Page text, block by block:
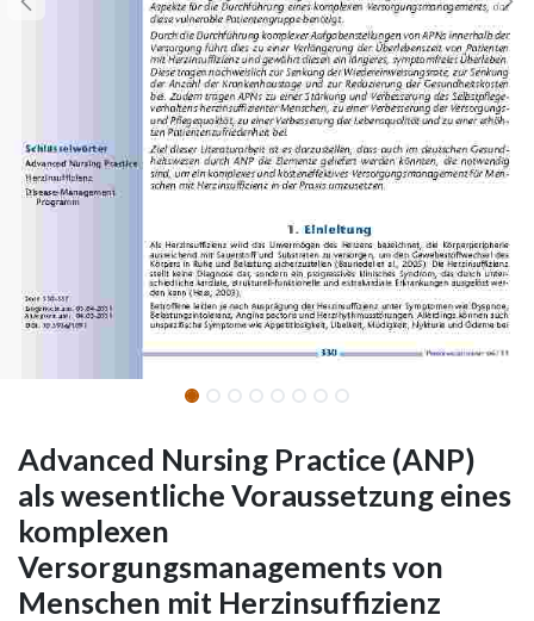
Advanced Nursing Practice (ANP)
als wesentliche Voraussetzung eines
komplexen
Versorgungsmanagements von
Menschen mit Herzinsuffizienz